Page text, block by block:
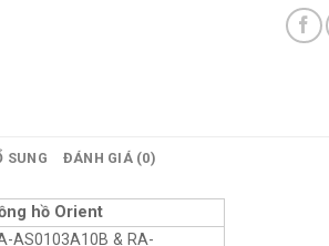
SUNG ĐÁNH GIÁ (0)
hồ Orient
AS0103A10B & RA-